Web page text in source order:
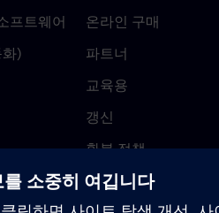
프트웨어
화)
온라인 구매
파트너
교육용
갱신
환불 정책